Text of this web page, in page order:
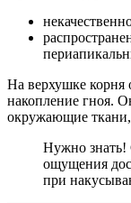
На верхушке корня
накопление гноя.
окружающие ткани,
Нужно
ощущения
при